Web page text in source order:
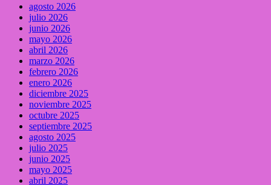
agosto 2026
julio 2026
junio 2026
mayo 2026
abril 2026
marzo 2026
febrero 2026
enero 2026
diciembre 2025
noviembre 2025
octubre 2025
septiembre 2025
agosto 2025
julio 2025
junio 2025
mayo 2025
abril 2025